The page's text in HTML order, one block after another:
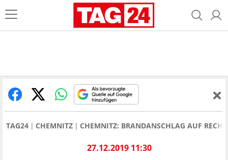
TAG24 CHEMNITZ CHEMNITZ: BRANDANSCHLAG AUF
27.12.2019 11:30